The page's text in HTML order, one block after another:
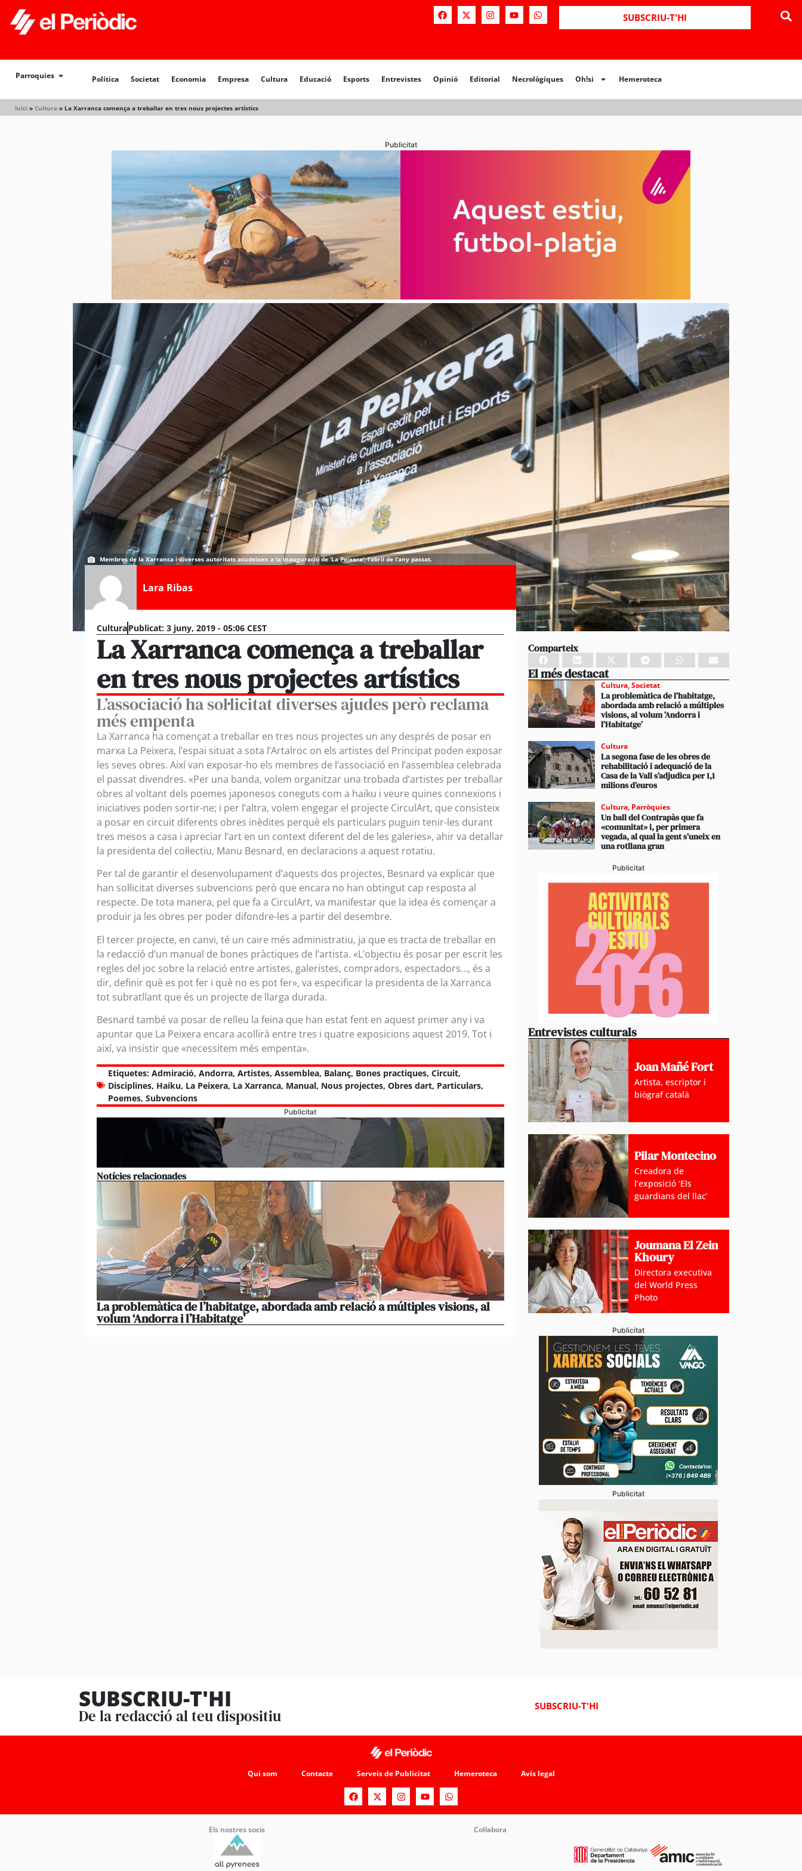
SUBSCRIU-T'HI
Parroquies Política Societat Economia Empresa Cultura Educació Esports Entrevistes Opinió Editorial Necrològiques Oh!si Hemeroteca
Inici » Cultura » La Xarranca comença a treballar en tres nous projectes artístics
Política Societat Opinió Editorial Necrològiques Hemeroteca
Publicitat
Membres de la Xarranca i diverses autoritats acudeixen a la inauguració de ‘La Peixera’, l’abril de l’any passat.
Lara Ribas
CulturaPublicat: 3 juny, 2019 - 05:06 CEST
La Xarranca comença a treballar
en tres nous projectes artístics
L’associació ha sol·licitat diverses ajudes però reclama
més empenta
La Xarranca ha començat a treballar en tres nous projectes un any després de posar en
marxa La Peixera, l’espai situat a sota l’Artalroc on els artistes del Principat poden exposar
les seves obres. Així van exposar-ho els membres de l’associació en l’assemblea celebrada
el passat divendres. «Per una banda, volem organitzar una trobada d’artistes per treballar
obres al voltant dels poemes japonesos coneguts com a haiku i veure quines connexions i
iniciatives poden sortir-ne; i per l’altra, volem engegar el projecte CirculArt, que consisteix
a posar en circuit diferents obres inèdites perquè els particulars puguin tenir-les durant
tres mesos a casa i apreciar l’art en un context diferent del de les galeries», ahir va detallar
la presidenta del col·lectiu, Manu Besnard, en declaracions a aquest rotatiu.
Per tal de garantir el desenvolupament d’aquests dos projectes, Besnard va explicar que
han sol·licitat diverses subvencions però que encara no han obtingut cap resposta al
respecte. De tota manera, pel que fa a CirculArt, va manifestar que la idea és començar a
produir ja les obres per poder difondre-les a partir del desembre.
El tercer projecte, en canvi, té un caire més administratiu, ja que es tracta de treballar en
la redacció d’un manual de bones pràctiques de l’artista. «L’objectiu és posar per escrit les
regles del joc sobre la relació entre artistes, galeristes, compradors, espectadors…, és a
dir, definir què es pot fer i què no es pot fer», va especificar la presidenta de la Xarranca
tot subratllant que és un projecte de llarga durada.
Besnard també va posar de relleu la feina que han estat fent en aquest primer any i va
apuntar que La Peixera encara acollirà entre tres i quatre exposicions aquest 2019. Tot i
així, va insistir que «necessitem més empenta».
Etiquetes: Admiració, Andorra, Artistes, Assemblea, Balanç, Bones practiques, Circuit,
Disciplines, Haiku, La Peixera, La Xarranca, Manual, Nous projectes, Obres dart, Particulars,
Poemes, Subvencions
Publicitat
Notícies relacionades
La problemàtica de l’habitatge, abordada amb relació a múltiples visions, al
volum ‘Andorra i l’Habitatge’
La segona fase de les obres de rehabilitació i adequació
s’adjudica per 1,1 milions d’euros
Comparteix
El més destacat
Cultura,Societat
La problemàtica de l’habitatge,
abordada amb relació a múltiples
visions, al volum ‘Andorra i
l’Habitatge’
Cultura
La segona fase de les obres de
rehabilitació i adequació de la
Casa de la Vall s’adjudica per 1,1
milions d’euros
Cultura, Parròquies
Un ball del Contrapàs que fa
«comunitat» i, per primera
vegada, al qual la gent s’uneix en
una rotllana gran
Publicitat
Entrevistes culturals
Joan Mañé Fort
Artista, escriptor i
biògraf català
Pilar Montecino
Creadora de
l’exposició ‘Els
guardians del llac’
Joumana El Zein
Khoury
Directora executiva
del World Press
Photo
Publicitat
Publicitat
SUBSCRIU-T'HI
De la redacció al teu dispositiu
SUBSCRIU-T'HI
Qui som Contacte Serveis de Publicitat Hemeroteca Avís legal
Els nostres socis Col·labora